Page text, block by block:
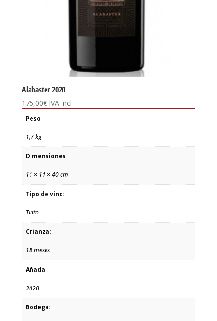
Alabaster 2020
175,00€ IVA Incl
Peso
1,7 kg
Dimensiones
11 × 11 × 40 cm
Tipo de vino:
Tinto
Crianza:
18 meses
Añada:
2020
Bodega: